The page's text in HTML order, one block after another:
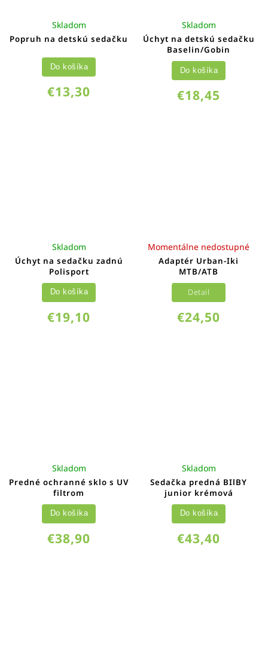
Popruh na detskú sedačku
Skladom
€13,30
Do košíka
Úchyt na detskú sedačku
Baselin/Gobin
Skladom
€18,45
Do košíka
Úchyt na sedačku zadnú
Polisport
Skladom
€19,10
Do košíka
Adaptér Urban-Iki
MTB/ATB
Momentálne nedostupné
€24,50
Detail
Predné ochranné sklo s UV
filtrom
Skladom
€38,90
Do košíka
Sedačka predná BIlBY
junior krémová
Skladom
€43,40
Do košíka